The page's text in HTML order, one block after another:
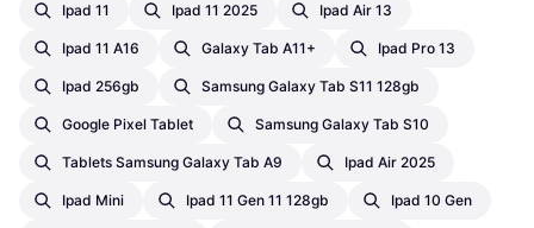
Ipad 11 Ipad 11 2025 Ipad Air 13
Ipad 11 A16 Galaxy Tab A11+ Ipad Pro 13
Ipad 256gb Samsung Galaxy Tab S11 128gb
Google Pixel Tablet Samsung Galaxy Tab S10
Tablets Samsung Galaxy Tab A9 Ipad Air 2025
Ipad Mini Ipad 11 Gen 11 128gb Ipad 10 Gen